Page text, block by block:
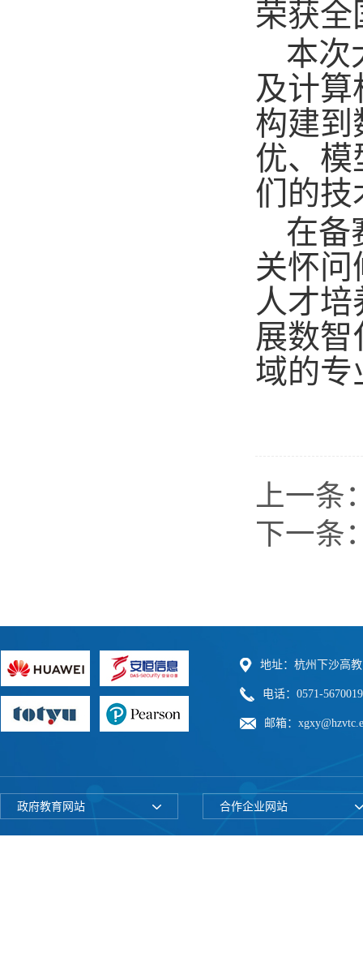
荣获全
本次
及计
构建到
优、模
们的技
在备
关怀问
人才
展数
域的专
上一条
下一条
地址：杭州下沙高
电话：0571-
邮箱：
政府教育网站 合作企业网站